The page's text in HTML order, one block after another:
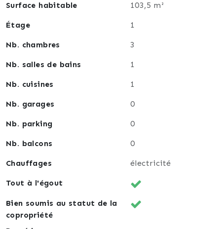
Surface habitable 103,5 m²
Étage 1
Nb. chambres 3
Nb. salles de bains 1
Nb. cuisines 1
Nb. garages 0
Nb. parking 0
Nb. balcons 0
Chauffages électricité
Tout à l'égout
Bien soumis au statut de la
copropriété